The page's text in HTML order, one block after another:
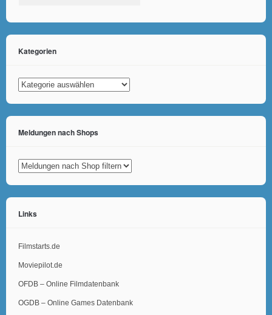
Kategorien
Kategorien
Meldungen nach Shops
Links
Filmstarts.de
Moviepilot.de
OFDB – Online Filmdatenbank
OGDB – Online Games Datenbank